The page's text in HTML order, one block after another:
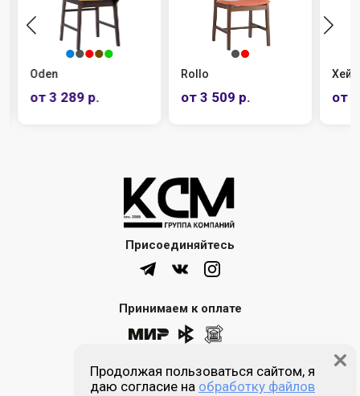
Oden
от 3 289 р.
Rollo
от 3 509 р. от
Присоединяйтесь
Принимаем к оплате
8 (861) 205-00-77
Продолжая пользоваться сайтом, я
даю согласие на обработку файлов